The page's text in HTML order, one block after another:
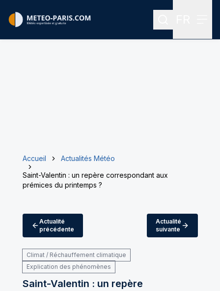
Rechercher
Accueil
Actualités Météo
Saint-Valentin : un repère correspondant aux
prémices du printemps ?
Actualité
précédente
Actualité
suivante
Climat / Réchauffement climatique
Explication des phénomènes
Saint-Valentin : un repère